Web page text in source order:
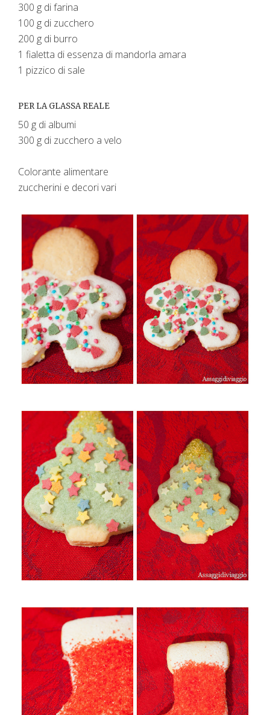
300 g di farina
100 g di zucchero
200 g di burro
1 fialetta di essenza di mandorla amara
1 pizzico di sale
PER LA GLASSA REALE
50 g di albumi
300 g di zucchero a velo
Colorante alimentare
zuccherini e decori vari